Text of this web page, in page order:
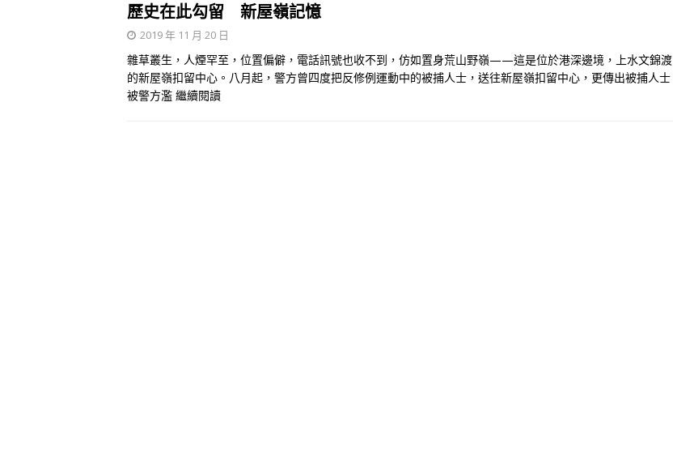
歷史在此勾留 新屋嶺記憶
2019 年 11 月 20 日
雜草叢生，人煙罕至，位置偏僻，電話訊號也收不到，仿如置身荒山野嶺——這是位於港深邊境，上水文錦渡
的新屋嶺扣留中心。八月起，警方曾四度把反修例運動中的被捕人士，送往新屋嶺扣留中心，更傳出被捕人士
被警方濫 繼續閱讀